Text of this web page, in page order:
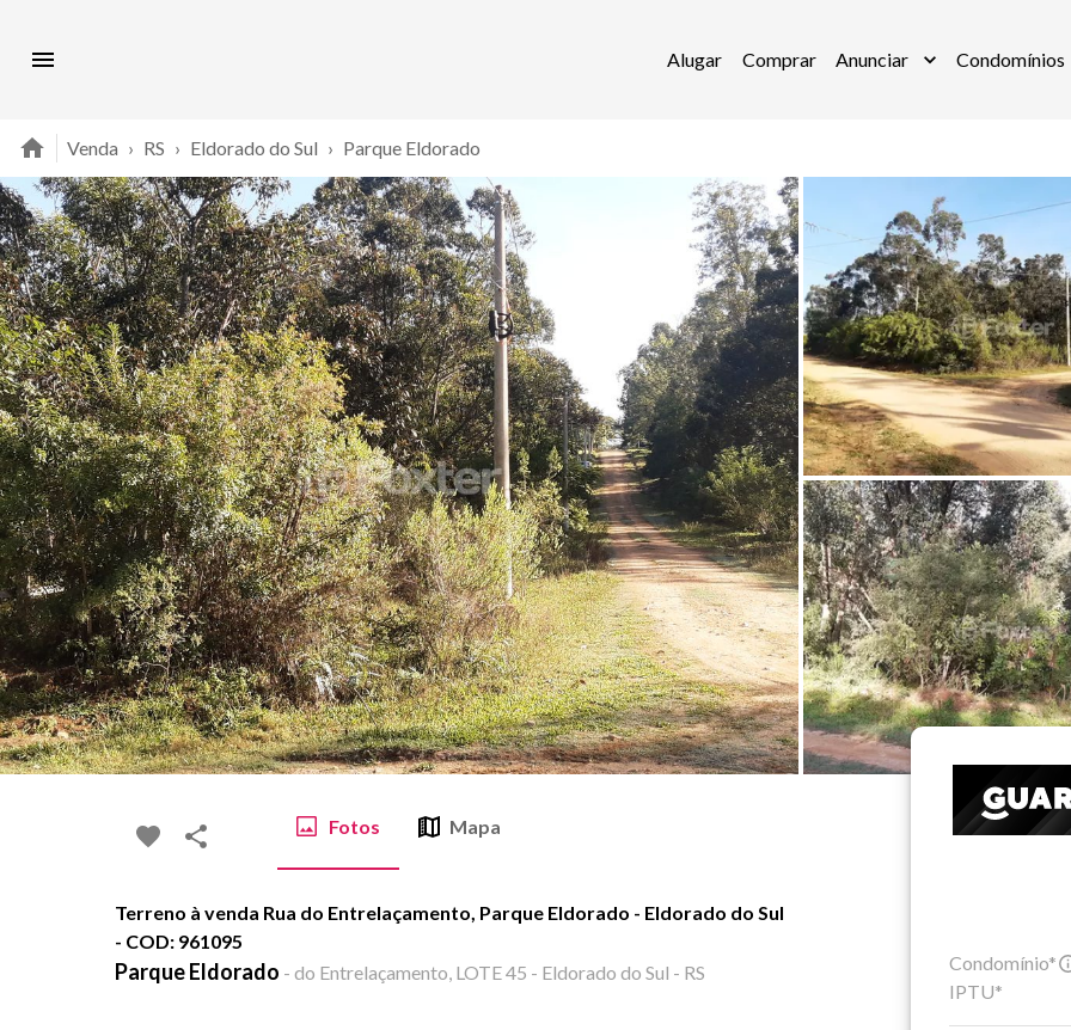
Alugar Comprar Anunciar Condomínios
Venda › RS › Eldorado do Sul › Parque Eldorado
Fotos Mapa
Terreno à venda Rua do Entrelaçamento, Parque Eldorado - Eldorado do Sul
- COD: 961095
Parque Eldorado - do Entrelaçamento, LOTE 45 - Eldorado do Sul - RS Condomínio*
IPTU*